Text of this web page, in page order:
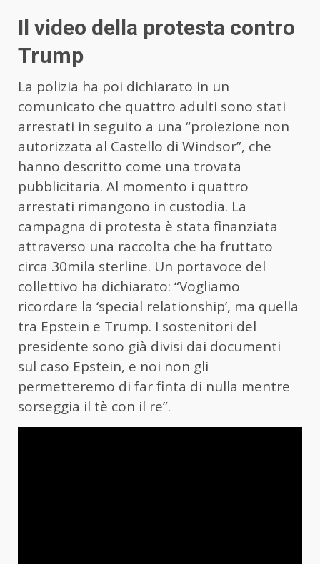
Il video della protesta contro
Trump
La polizia ha poi dichiarato in un
comunicato che quattro adulti sono stati
arrestati in seguito a una “proiezione non
autorizzata al Castello di Windsor”, che
hanno descritto come una trovata
pubblicitaria. Al momento i quattro
arrestati rimangono in custodia. La
campagna di protesta è stata finanziata
attraverso una raccolta che ha fruttato
circa 30mila sterline. Un portavoce del
collettivo ha dichiarato: “Vogliamo
ricordare la ‘special relationship’, ma quella
tra Epstein e Trump. I sostenitori del
presidente sono già divisi dai documenti
sul caso Epstein, e noi non gli
permetteremo di far finta di nulla mentre
sorseggia il tè con il re”.